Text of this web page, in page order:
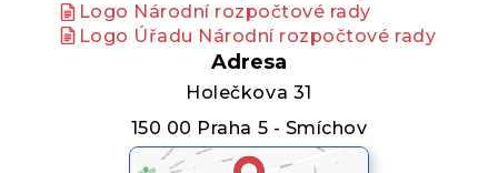
Logo Národní rozpočtové rady
Logo Úřadu Národní rozpočtové rady
Adresa
Holečkova 31
150 00 Praha 5 - Smíchov